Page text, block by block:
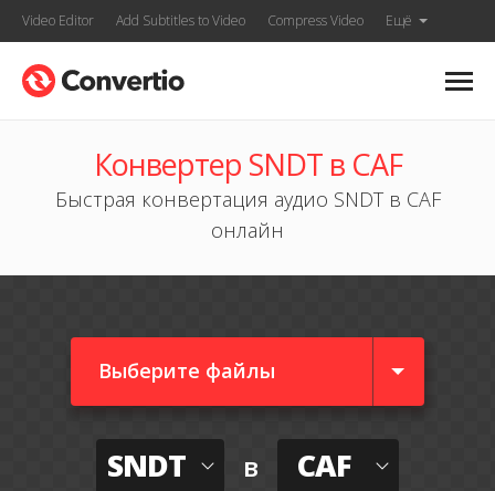
Video Editor Add Subtitles to Video Compress Video Ещё
Конвертер SNDT в CAF
Быстрая конвертация аудио SNDT в CAF
онлайн
Выберите файлы
SNDT в CAF